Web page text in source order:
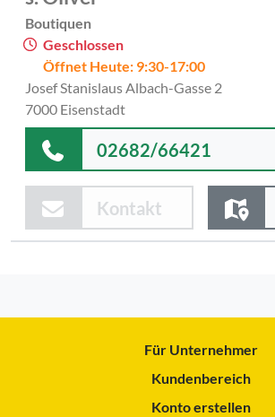
Boutiquen
Geschlossen
Öffnet Heute: 9:30-17:00
Josef Stanislaus Albach-Gasse 2
7000 Eisenstadt
02682/66421
Kontakt
Für Unternehmer
Kundenbereich
Konto erstellen